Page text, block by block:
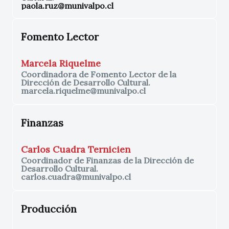
paola.ruz@munivalpo.cl
Fomento Lector
Marcela Riquelme
Coordinadora de Fomento Lector de la
Dirección de Desarrollo Cultural.
marcela.riquelme@munivalpo.cl
Finanzas
Carlos Cuadra Ternicien
Coordinador de Finanzas de la Dirección de
Desarrollo Cultural.
carlos.cuadra@munivalpo.cl
Producción